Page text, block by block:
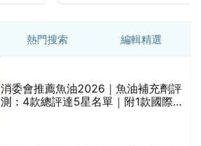
熱門搜索 編輯精選
消委會推薦魚油2026｜魚油補充劑評
測：4款總評達5星名單｜附1款國際